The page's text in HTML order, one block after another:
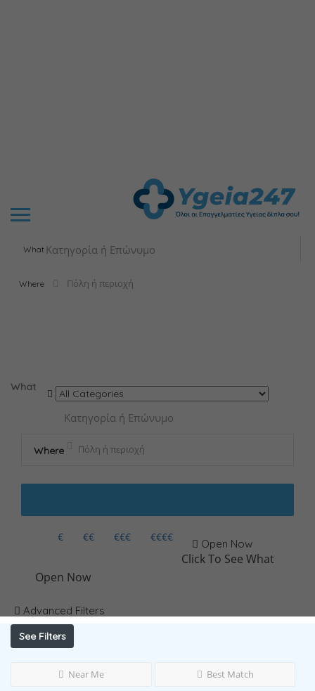
What
Where
What
Where
€ €€ €€€ €€€€
Open Now
Click To See What
Open Now
Advanced Filters
See Filters
Near Me Best Match